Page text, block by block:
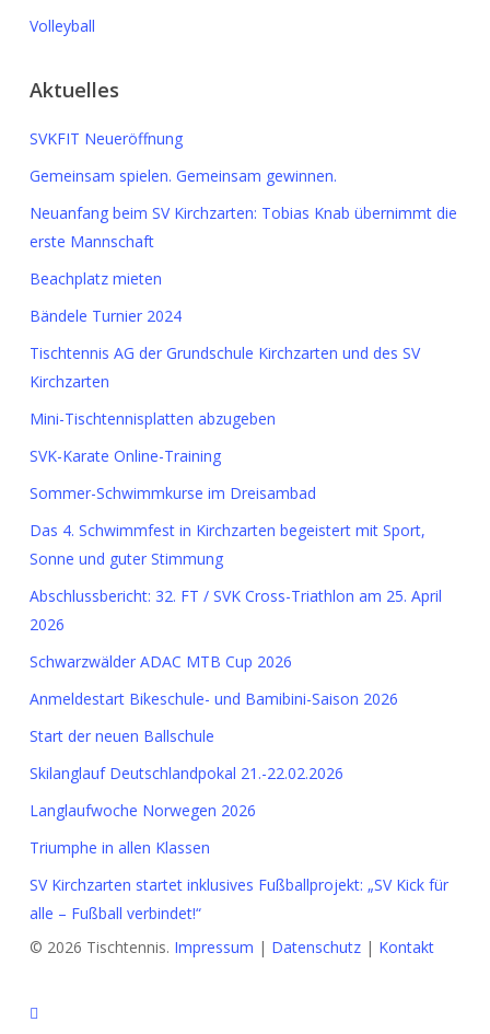
Volleyball
Aktuelles
SVKFIT Neueröffnung
Gemeinsam spielen. Gemeinsam gewinnen.
Neuanfang beim SV Kirchzarten: Tobias Knab übernimmt die
erste Mannschaft
Beachplatz mieten
Bändele Turnier 2024
Tischtennis AG der Grundschule Kirchzarten und des SV
Kirchzarten
Mini-Tischtennisplatten abzugeben
SVK-Karate Online-Training
Sommer-Schwimmkurse im Dreisambad
Das 4. Schwimmfest in Kirchzarten begeistert mit Sport,
Sonne und guter Stimmung
Abschlussbericht: 32. FT / SVK Cross-Triathlon am 25. April
2026
Schwarzwälder ADAC MTB Cup 2026
Anmeldestart Bikeschule- und Bamibini-Saison 2026
Start der neuen Ballschule
Skilanglauf Deutschlandpokal 21.-22.02.2026
Langlaufwoche Norwegen 2026
Triumphe in allen Klassen
SV Kirchzarten startet inklusives Fußballprojekt: „SV Kick für
alle – Fußball verbindet!“
© 2026 Tischtennis. Impressum | Datenschutz| Kontakt